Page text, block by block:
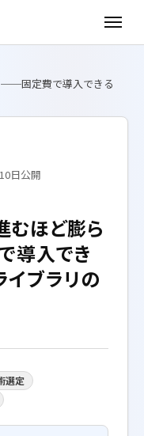
──固定費で導入できる
日公開
むほど膨ら
導入でき
ブラリの
選定